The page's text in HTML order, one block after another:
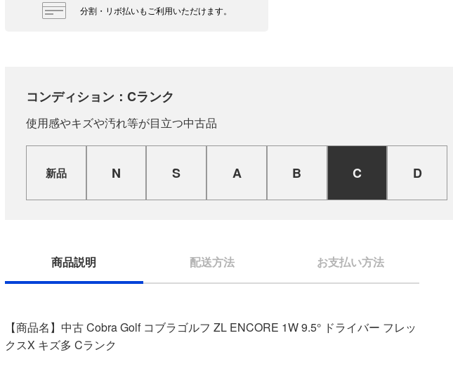
分割・リボ払いもご利用いただけます。
コンディション：Cランク
使用感やキズや汚れ等が目立つ中古品
新品 N S A B C D
商品説明 配送方法 お支払い方法
【商品名】中古 Cobra Golf コブラゴルフ ZL ENCORE 1W 9.5° ドライバー フレッ
クスX キズ多 Cランク